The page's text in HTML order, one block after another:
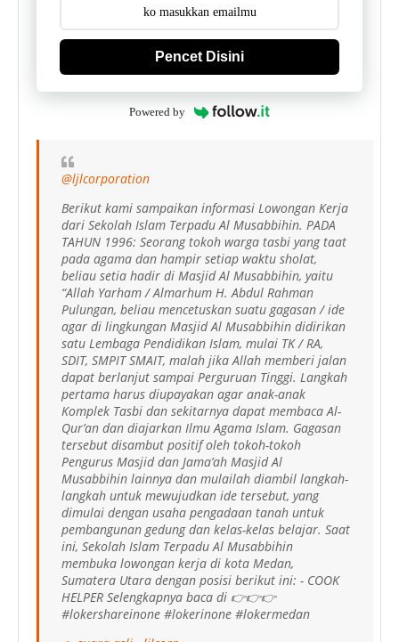
Pencet Disini
Powered by
@ljlcorporation
Berikut kami sampaikan informasi Lowongan Kerja
dari Sekolah Islam Terpadu Al Musabbihin. PADA
TAHUN 1996: Seorang tokoh warga tasbi yang taat
pada agama dan hampir setiap waktu sholat,
beliau setia hadir di Masjid Al Musabbihin, yaitu
“Allah Yarham / Almarhum H. Abdul Rahman
Pulungan, beliau mencetuskan suatu gagasan / ide
agar di lingkungan Masjid Al Musabbihin didirikan
satu Lembaga Pendidikan Islam, mulai TK / RA,
SDIT, SMPIT SMAIT, malah jika Allah memberi jalan
dapat berlanjut sampai Perguruan Tinggi. Langkah
pertama harus diupayakan agar anak-anak
Komplek Tasbi dan sekitarnya dapat membaca Al-
Qur’an dan diajarkan Ilmu Agama Islam. Gagasan
tersebut disambut positif oleh tokoh-tokoh
Pengurus Masjid dan Jama’ah Masjid Al
Musabbihin lainnya dan mulailah diambil langkah-
langkah untuk mewujudkan ide tersebut, yang
dimulai dengan usaha pengadaan tanah untuk
pembangunan gedung dan kelas-kelas belajar. Saat
ini, Sekolah Islam Terpadu Al Musabbihin
membuka lowongan kerja di kota Medan,
Sumatera Utara dengan posisi berikut ini: - COOK
HELPER Selengkapnya baca di 👉👉👉
#lokershareinone #lokerinone #lokermedan